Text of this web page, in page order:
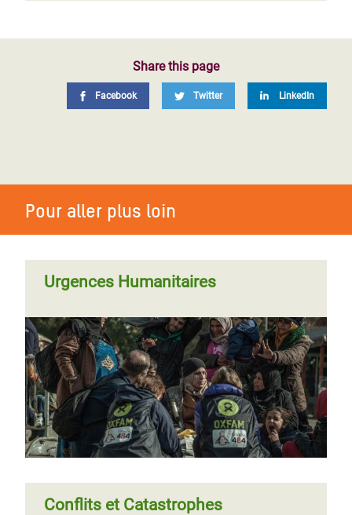
Share this page
Facebook Twitter LinkedIn
Pour aller plus loin
Urgences Humanitaires
Conflits et Catastrophes